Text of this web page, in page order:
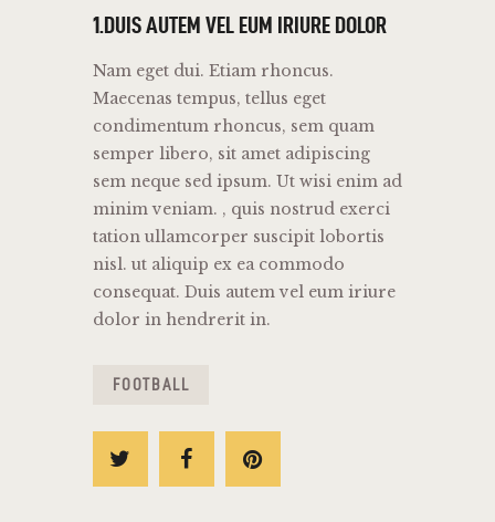
1.DUIS AUTEM VEL EUM IRIURE DOLOR
Nam eget dui. Etiam rhoncus.
Maecenas tempus, tellus eget
condimentum rhoncus, sem quam
semper libero, sit amet adipiscing
sem neque sed ipsum. Ut wisi enim ad
minim veniam. , quis nostrud exerci
tation ullamcorper suscipit lobortis
nisl. ut aliquip ex ea commodo
consequat. Duis autem vel eum iriure
dolor in hendrerit in.
FOOTBALL